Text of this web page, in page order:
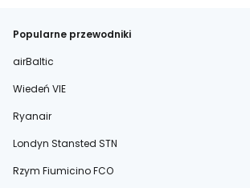
Popularne przewodniki
airBaltic
Wiedeń VIE
Ryanair
Londyn Stansted STN
Rzym Fiumicino FCO